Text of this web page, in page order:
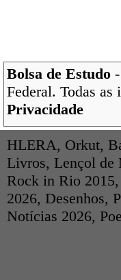
Bolsa de Estudo
Federal. Todas as
Privacidade
HLERA, Orkut,
Livros, Lençol de
Rock in Rio 2015,
2026, Desenhos,
Notícias 2026,